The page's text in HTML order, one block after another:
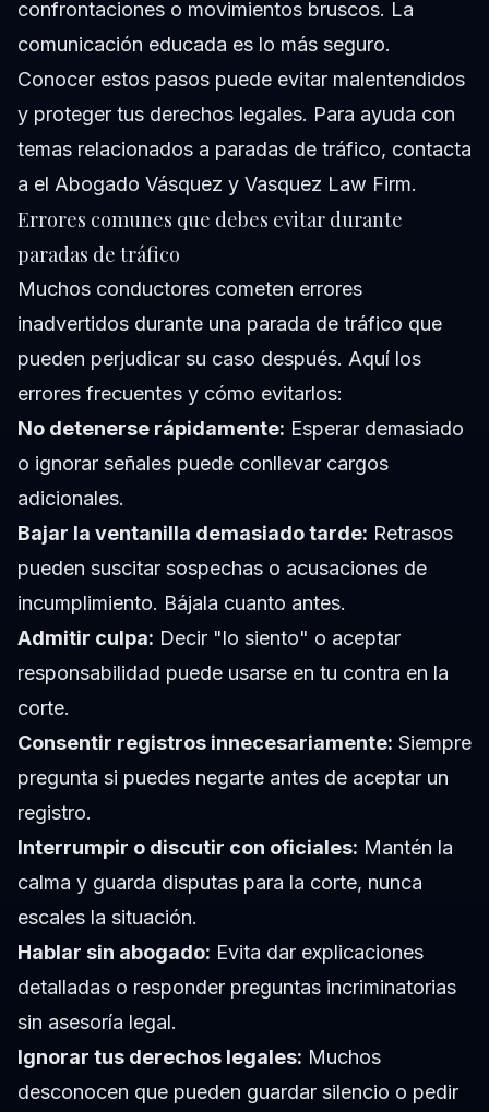
confrontaciones o movimientos bruscos. La
comunicación educada es lo más seguro.
Conocer estos pasos puede evitar malentendidos
y proteger tus derechos legales. Para ayuda con
temas relacionados a paradas de tráfico, contacta
a el Abogado Vásquez y Vasquez Law Firm.
Errores comunes que debes evitar durante
paradas de tráfico
Muchos conductores cometen errores
inadvertidos durante una parada de tráfico que
pueden perjudicar su caso después. Aquí los
errores frecuentes y cómo evitarlos:
No detenerse rápidamente: Esperar demasiado
o ignorar señales puede conllevar cargos
adicionales.
Bajar la ventanilla demasiado tarde: Retrasos
pueden suscitar sospechas o acusaciones de
incumplimiento. Bájala cuanto antes.
Admitir culpa: Decir "lo siento" o aceptar
responsabilidad puede usarse en tu contra en la
corte.
Consentir registros innecesariamente: Siempre
pregunta si puedes negarte antes de aceptar un
registro.
Interrumpir o discutir con oficiales: Mantén la
calma y guarda disputas para la corte, nunca
escales la situación.
Hablar sin abogado: Evita dar explicaciones
detalladas o responder preguntas incriminatorias
sin asesoría legal.
Ignorar tus derechos legales: Muchos
desconocen que pueden guardar silencio o pedir